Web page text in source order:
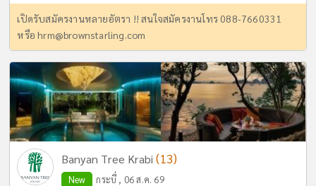
เปิดรับสมัครงานหลายอัตรา !! สนใจสมัครงานโทร 088-7660331
หรือhrm@brownstarling.com
Banyan Tree Krabi(13)
New กระบี่ , 06 ส.ค. 69